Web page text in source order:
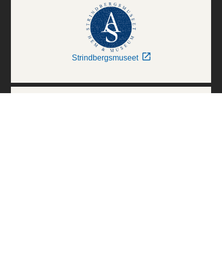
Strindbergsmuseet